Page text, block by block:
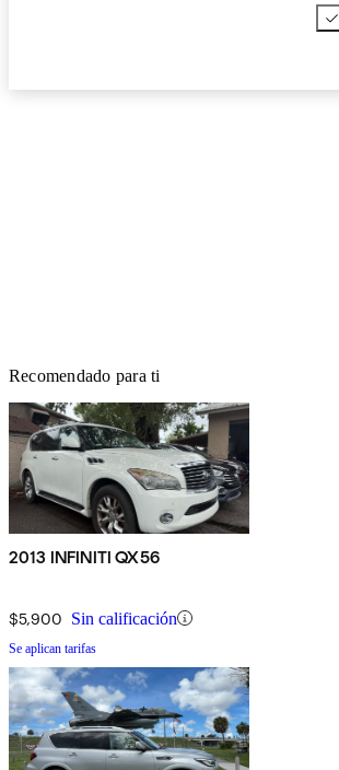
Recomendado para ti
2013 INFINITI QX56
$5,900 Sin calificación
Se aplican tarifas